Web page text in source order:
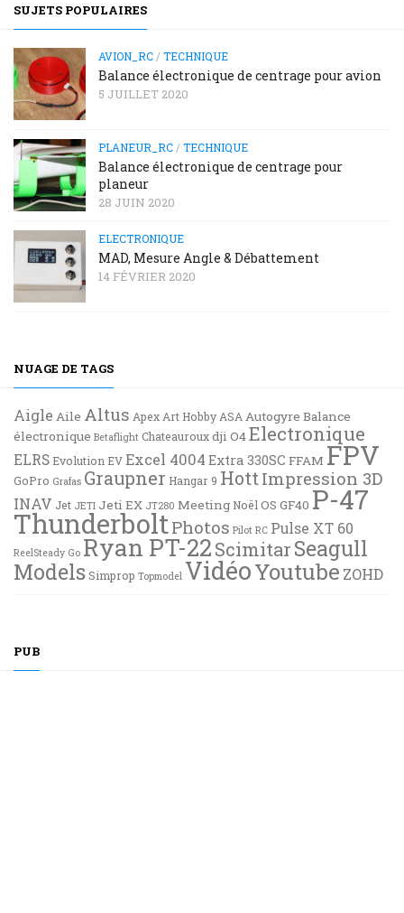
SUJETS POPULAIRES
AVION_RC /TECHNIQUE
Balance électronique de centrage pour avion
5 JUILLET 2020
PLANEUR_RC /TECHNIQUE
Balance électronique de centrage pour
planeur
28 JUIN 2020
ELECTRONIQUE
MAD, Mesure Angle & Débattement
14 FÉVRIER 2020
NUAGE DE TAGS
Aigle Aile Altus Apex Art Hobby ASA Autogyre Balance
électronique Betaflight Chateaurouxdji O4Electronique
ELRS Evolution EVExcel 4004 Extra 330SC FFAM FPV
GoPro Grafas Graupner Hangar 9 Hott Impression 3D
INAV Jet JETI Jeti EX JT280 Meeting Noël OS GF40 P-47
ThunderboltPhotos Pilot RC Pulse XT 60
ReelSteady Go Ryan PT-22ScimitarSeagull
ModelsSimprop Topmodel VidéoYoutube ZOHD
PUB